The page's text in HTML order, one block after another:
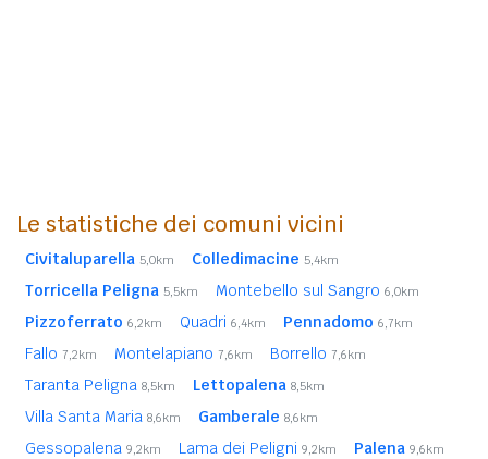
Le statistiche dei comuni vicini
Civitaluparella 5,0km Colledimacine 5,4km
Torricella Peligna 5,5km Montebello sul Sangro 6,0km
Pizzoferrato 6,2km Quadri 6,4km Pennadomo 6,7km
Fallo 7,2km Montelapiano 7,6km Borrello 7,6km
Taranta Peligna 8,5km Lettopalena 8,5km
Villa Santa Maria 8,6km Gamberale 8,6km
Gessopalena 9,2km Lama dei Peligni 9,2km Palena 9,6km